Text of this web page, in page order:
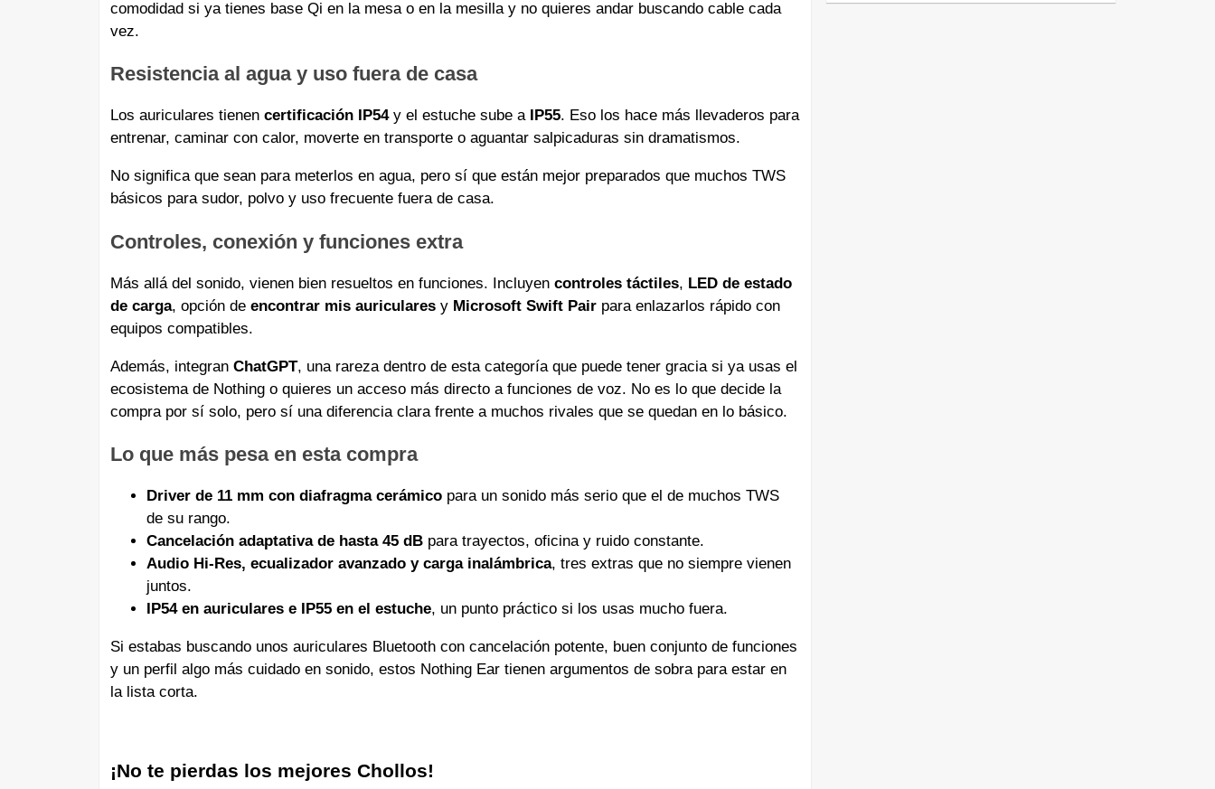
comodidad si ya tienes base Qi en la mesa o en la mesilla y no quieres andar buscando cable cada
vez.
Resistencia al agua y uso fuera de casa
Los auriculares tienen certificación IP54y el estuche sube a IP55. Eso los hace más llevaderos para
entrenar, caminar con calor, moverte en transporte o aguantar salpicaduras sin dramatismos.
No significa que sean para meterlos en agua, pero sí que están mejor preparados que muchos TWS
básicos para sudor, polvo y uso frecuente fuera de casa.
Controles, conexión y funciones extra
Más allá del sonido, vienen bien resueltos en funciones. Incluyen controles táctiles, LED de estado
de carga, opción de encontrar mis auriculares y Microsoft Swift Pair para enlazarlos rápido con
equipos compatibles.
Además, integran ChatGPT, una rareza dentro de esta categoría que puede tener gracia si ya usas el
ecosistema de Nothing o quieres un acceso más directo a funciones de voz. No es lo que decide la
compra por sí solo, pero sí una diferencia clara frente a muchos rivales que se quedan en lo básico.
Lo que más pesa en esta compra
Driver de 11 mm con diafragma cerámico para un sonido más serio que el de muchos TWS
de su rango.
Cancelación adaptativa de hasta 45 dB para trayectos, oficina y ruido constante.
Audio Hi-Res, ecualizador avanzado y carga inalámbrica, tres extras que no siempre vienen
juntos.
IP54 en auriculares e IP55 en el estuche, un punto práctico si los usas mucho fuera.
Si estabas buscando unos auriculares Bluetooth con cancelación potente, buen conjunto de funciones
y un perfil algo más cuidado en sonido, estos Nothing Ear tienen argumentos de sobra para estar en
la lista corta.
¡No te pierdas los mejores Chollos!